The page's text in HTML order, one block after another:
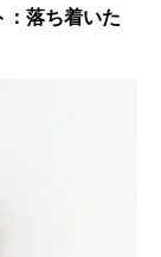
落ち着いた